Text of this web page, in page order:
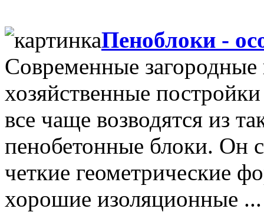
Пеноблоки -
Современные
хозяйственные
все чаще возводятся из
пенобетонные блоки. Он
четкие геометрические
хорошие изоляционные ...